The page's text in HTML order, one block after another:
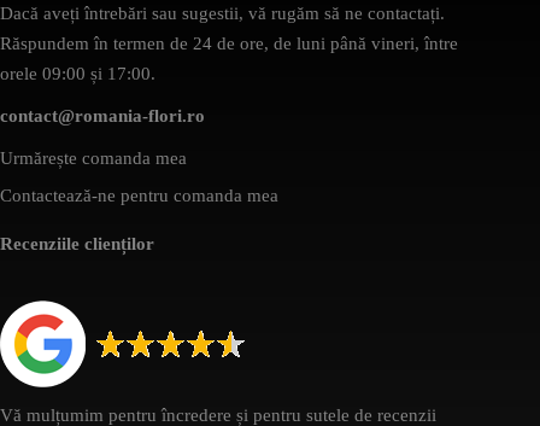
Dacă aveți întrebări sau sugestii, vă rugăm să ne contactați.
Răspundem în termen de 24 de ore, de luni până vineri, între
orele 09:00 și 17:00.
contact@romania-flori.ro
Urmărește comanda mea
Contactează-ne pentru comanda mea
Recenziile clienților
Vă mulțumim pentru încredere și pentru sutele de recenzii